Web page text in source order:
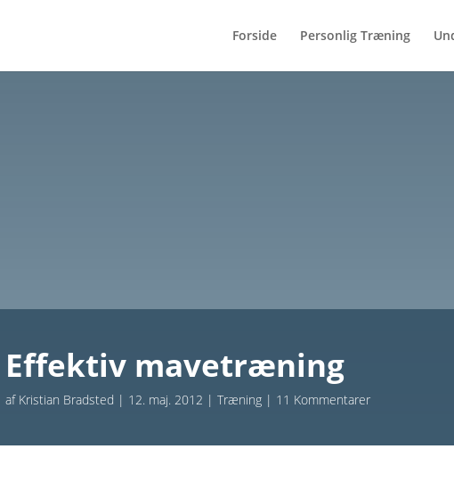
Forside Personlig Træning
Effektiv mavetræning
af Kristian Bradsted | 12. maj. 2012 | Træning| 11 Kommentarer